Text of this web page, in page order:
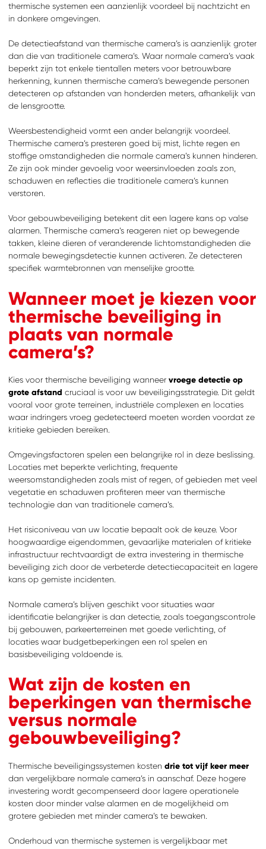
thermische systemen een aanzienlijk voordeel bij nachtzicht en
in donkere omgevingen.
De detectieafstand van thermische camera’s is aanzienlijk groter
dan die van traditionele camera’s. Waar normale camera’s vaak
beperkt zijn tot enkele tientallen meters voor betrouwbare
herkenning, kunnen thermische camera’s bewegende personen
detecteren op afstanden van honderden meters, afhankelijk van
de lensgrootte.
Weersbestendigheid vormt een ander belangrijk voordeel.
Thermische camera’s presteren goed bij mist, lichte regen en
stoffige omstandigheden die normale camera’s kunnen hinderen.
Ze zijn ook minder gevoelig voor weersinvloeden zoals zon,
schaduwen en reflecties die traditionele camera’s kunnen
verstoren.
Voor gebouwbeveiliging betekent dit een lagere kans op valse
alarmen. Thermische camera’s reageren niet op bewegende
takken, kleine dieren of veranderende lichtomstandigheden die
normale bewegingsdetectie kunnen activeren. Ze detecteren
specifiek warmtebronnen van menselijke grootte.
Wanneer moet je kiezen voor
thermische beveiliging in
plaats van normale
camera’s?
Kies voor thermische beveiliging wanneer vroege detectie op
grote afstand cruciaal is voor uw beveiligingsstrategie. Dit geldt
vooral voor grote terreinen, industriële complexen en locaties
waar indringers vroeg gedetecteerd moeten worden voordat ze
kritieke gebieden bereiken.
Omgevingsfactoren spelen een belangrijke rol in deze beslissing.
Locaties met beperkte verlichting, frequente
weersomstandigheden zoals mist of regen, of gebieden met veel
vegetatie en schaduwen profiteren meer van thermische
technologie dan van traditionele camera’s.
Het risiconiveau van uw locatie bepaalt ook de keuze. Voor
hoogwaardige eigendommen, gevaarlijke materialen of kritieke
infrastructuur rechtvaardigt de extra investering in thermische
beveiliging zich door de verbeterde detectiecapaciteit en lagere
kans op gemiste incidenten.
Normale camera’s blijven geschikt voor situaties waar
identificatie belangrijker is dan detectie, zoals toegangscontrole
bij gebouwen, parkeerterreinen met goede verlichting, of
locaties waar budgetbeperkingen een rol spelen en
basisbeveiliging voldoende is.
Wat zijn de kosten en
beperkingen van thermische
versus normale
gebouwbeveiliging?
Thermische beveiligingssystemen kosten drie tot vijf keer meer
dan vergelijkbare normale camera’s in aanschaf. Deze hogere
investering wordt gecompenseerd door lagere operationele
kosten door minder valse alarmen en de mogelijkheid om
grotere gebieden met minder camera’s te bewaken.
Onderhoud van thermische systemen is vergelijkbaar met